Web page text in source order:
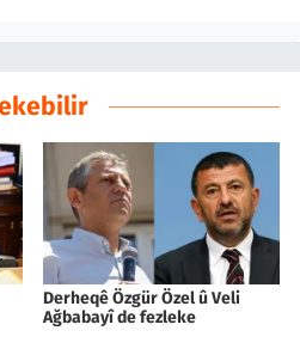
Derheqê Özgür Özel û Veli
Ağbabayî de fezleke